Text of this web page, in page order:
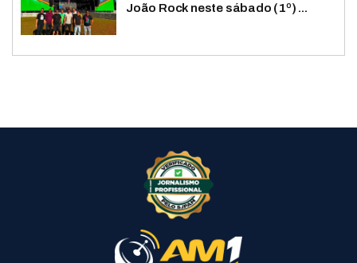
João Rock neste sábado (1º) ...